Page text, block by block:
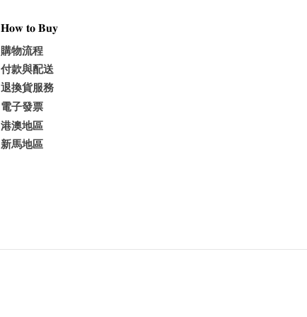
𝐇𝐨𝐰 𝐭𝐨 𝐁𝐮𝐲
購物流程
付款與配送
退換貨服務
電子發票
港澳地區
新馬地區